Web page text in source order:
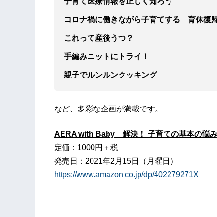
コロナ禍に働きながら子育てする 育休復
これって産後うつ？
手編みニットにトライ！
親子でルンルンクッキング
など、多彩な企画が満載です。
AERA with Baby 解決！ 子育ての基本の悩み
定価：1000円＋税
発売日：2021年2月15日（月曜日）
https://www.amazon.co.jp/dp/402279271X